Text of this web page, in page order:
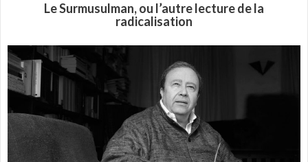
Le Surmusulman, ou l’autre lecture de la
radicalisation